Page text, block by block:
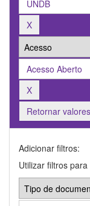
Retornar valores
Adicionar filtros:
Utilizar filtros